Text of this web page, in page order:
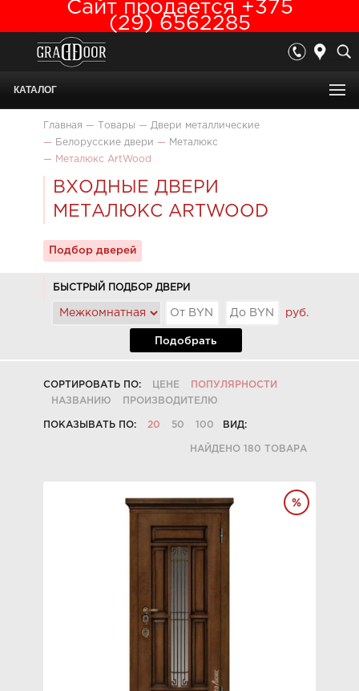
Сайт продается +375
(29) 6562285
КАТАЛОГ
Главная — Товары — Двери металлические
—
Белорусские двери —
Металюкс
—
Металюкс ArtWood
ВХОДНЫЕ ДВЕРИ
МЕТАЛЮКС ARTWOOD
Подбор дверей
БЫСТРЫЙ ПОДБОР ДВЕРИ
руб.
Подобрать
СОРТИРОВАТЬ ПО: ЦЕНЕ
ПОПУЛЯРНОСТИ
НАЗВАНИЮ
ПРОИЗВОДИТЕЛЮ
ПОКАЗЫВАТЬ ПО: 20 50 100 ВИД:
НАЙДЕНО 180 ТОВАРА